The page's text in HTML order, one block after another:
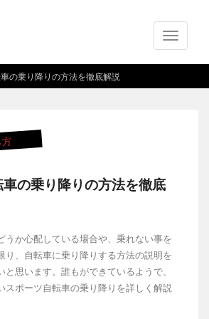
Toggle
の乗り降りの方法を徹底解説
の乗り降りの方法を徹底
うか心配している場合や、乗れない事を
り、自転車に乗り降りする方法の説明を
思います。誰もができているようで、
スポーツ自転車の乗り降りを詳しく解説